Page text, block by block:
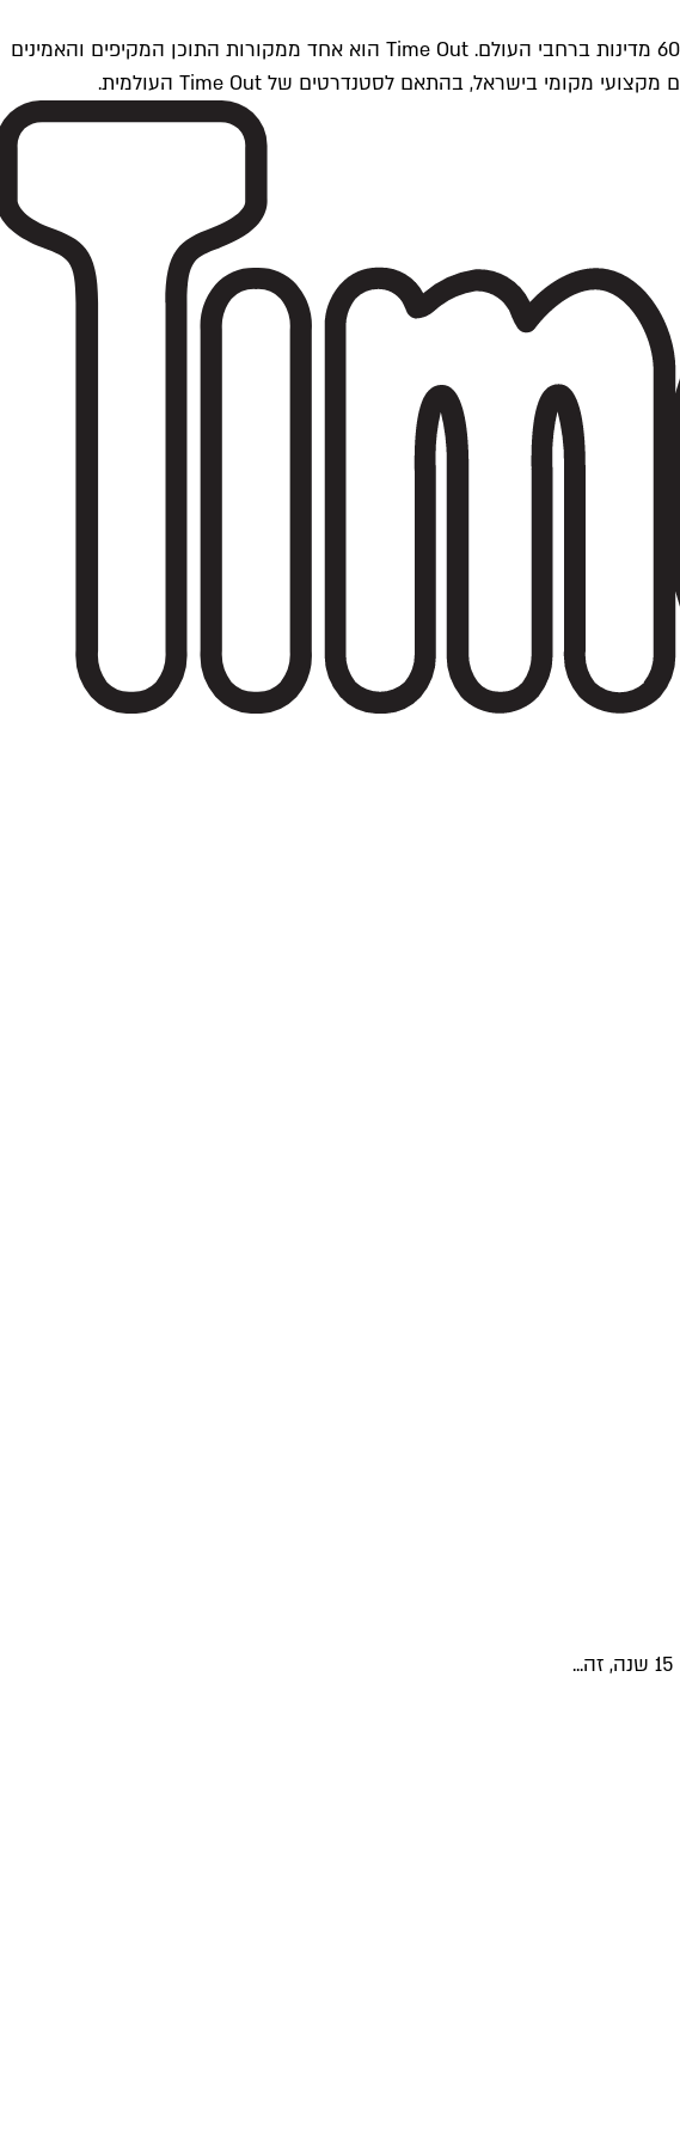
Time Outתל אביב הוא חלק מרשת Time Out Global — רשת מדיה בינלאומית הפועלת ב-360 ערים מרכזיות וב-60 מדינות ברחבי העולם. Time Out הוא אחד ממקורות התוכן המקיפים והאמינים